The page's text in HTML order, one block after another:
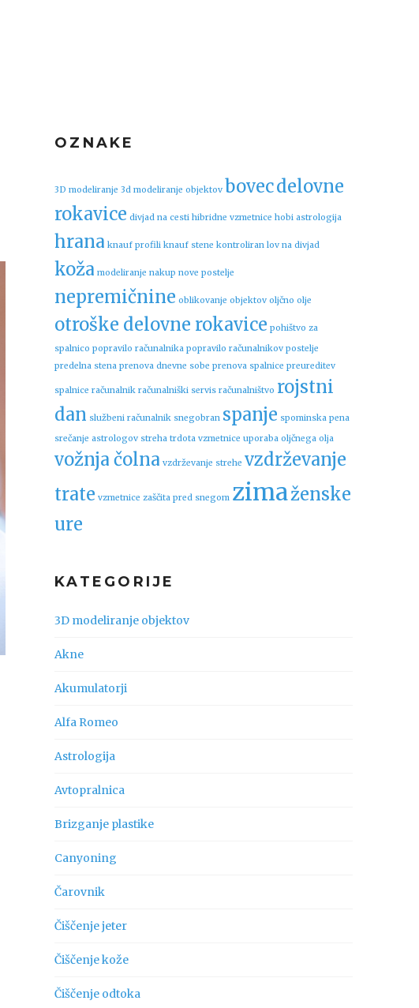
OZNAKE
3D modeliranje 3d modeliranje objektov bovecdelovne
rokavice divjad na cesti hibridne vzmetnice hobi astrologija
hrana knauf profili knauf stene kontroliran lov na divjad
koža modeliranje nakup nove postelje
nepremičnine oblikovanje objektov oljčno olje
otroške delovne rokavice pohištvo za
spalnico popravilo računalnika popravilo računalnikov postelje
predelna stena prenova dnevne sobe prenova spalnice preureditev
spalnice računalnik računalniški servis računalništvo rojstni
dan službeni računalnik snegobran spanje spominska pena
srečanje astrologov streha trdota vzmetnice uporaba oljčnega olja
vožnja čolna vzdrževanje strehe vzdrževanje
trate vzmetnice zaščita pred snegom zimaženske
ure
KATEGORIJE
3D modeliranje objektov
Akne
Akumulatorji
Alfa Romeo
Astrologija
Avtopralnica
Brizganje plastike
Canyoning
Čarovnik
Čiščenje jeter
Čiščenje kože
Čiščenje odtoka